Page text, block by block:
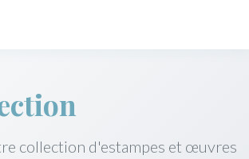
collection d'estampes et œuvres